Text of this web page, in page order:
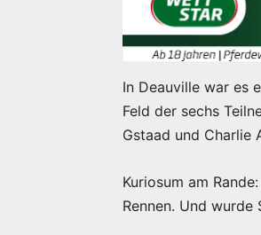
In Deauville war es
Feld der sechs
Gstaad und Charlie
Kuriosum am
Rennen. Und wurde